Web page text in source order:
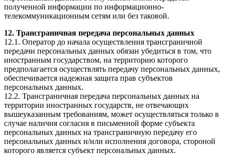
полученной информации по информационно-
телекоммуникационным сетям или без таковой.
12. Трансграничная передача персональных данных
12.1. Оператор до начала осуществления трансграничной
передачи персональных данных обязан убедиться в том, что
иностранным государством, на территорию которого
предполагается осуществлять передачу персональных данных,
обеспечивается надежная защита прав субъектов
персональных данных.
12.2. Трансграничная передача персональных данных на
территории иностранных государств, не отвечающих
вышеуказанным требованиям, может осуществляться только в
случае наличия согласия в письменной форме субъекта
персональных данных на трансграничную передачу его
персональных данных и/или исполнения договора, стороной
которого является субъект персональных данных.